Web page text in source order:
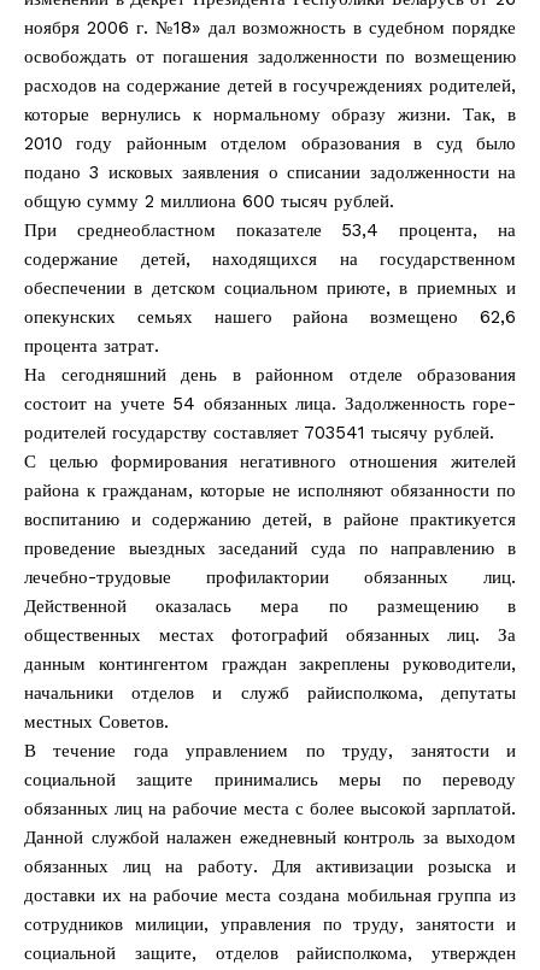
ноября 2006 г. №18» дал возможность в судебном порядке
освобождать от погашения задолженности по возмещению
расходов на содержание детей в госучреждениях родителей,
которые вернулись к нормальному образу жизни. Так, в
2010 году районным отделом образования в суд было
подано 3 исковых заявления о списании задолженности на
общую сумму 2 миллиона 600 тысяч рублей.
При среднеобластном показателе 53,4 процента, на
содержание детей, находящихся на государственном
обеспечении в детском социальном приюте, в приемных и
опекунских семьях нашего района возмещено 62,6
процента затрат.
На сегодняшний день в районном отделе образования
состоит на учете 54 обязанных лица. Задолженность горе-
родителей государству составляет 703541 тысячу рублей.
С целью формирования негативного отношения жителей
района к гражданам, которые не исполняют обязанности по
воспитанию и содержанию детей, в районе практикуется
проведение выездных заседаний суда по направлению в
лечебно-трудовые профилактории обязанных лиц.
Действенной оказалась мера по размещению в
общественных местах фотографий обязанных лиц. За
данным контингентом граждан закреплены руководители,
начальники отделов и служб райисполкома, депутаты
местных Советов.
В течение года управлением по труду, занятости и
социальной защите принимались меры по переводу
обязанных лиц на рабочие места с более высокой зарплатой.
Данной службой налажен ежедневный контроль за выходом
обязанных лиц на работу. Для активизации розыска и
доставки их на рабочие места создана мобильная группа из
сотрудников милиции, управления по труду, занятости и
социальной защите, отделов райисполкома, утвержден